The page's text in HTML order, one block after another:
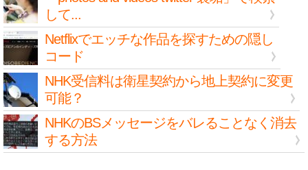
して...
Netflixでエッチな作品を探すための隠し
コード
NHK受信料は衛星契約から地上契約に変更
可能？
NHKのBSメッセージをバレることなく消去
する方法